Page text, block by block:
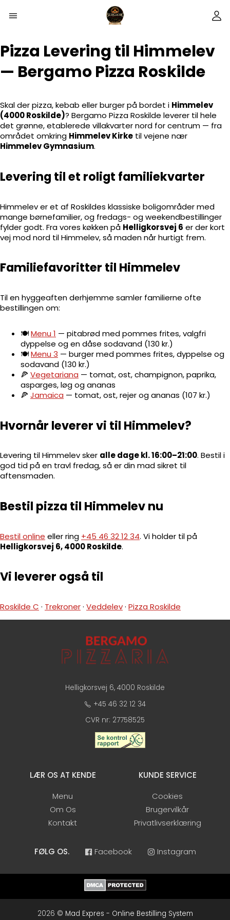
Pizza Levering til Himmelev
— Bergamo Pizza Roskilde
Skal der pizza, kebab eller burger på bordet i Himmelev
(4000 Roskilde)? Bergamo Pizza Roskilde leverer til hele
det grønne, etablerede villakvarter nord for centrum — fra
området omkring Himmelev Kirke til vejene nær
Himmelev Gymnasium.
Levering til et roligt familiekvarter
Himmelev er et af Roskildes klassiske boligområder med
mange børnefamilier, og fredags- og weekendbestillinger
fylder godt. Fra vores køkken på Helligkorsvej 6 er der kort
vej mod nord til Himmelev, så maden når hurtigt frem.
Familiefavoritter til Himmelev
Til en hyggeaften derhjemme samler familierne ofte
bestillingen om:
🍽️Menu 1 — pitabrød med pommes frites, valgfri
dyppelse og en dåse sodavand (130 kr.)
🍽️Menu 3 — burger med pommes frites, dyppelse og
sodavand (130 kr.)
🍕 Vegetariana — tomat, ost, champignon, paprika,
asparges, løg og ananas
🍕 Jamaica — tomat, ost, rejer og ananas (107 kr.)
Hvornår leverer vi til Himmelev?
Levering til Himmelev sker alle dage kl. 16:00–21:00. Bestil i
god tid på en travl fredag, så er din mad sikret til
aftensmaden.
Bestil pizza til Himmelev nu
Bestil online eller ring +45 46 32 12 34. Vi holder til på
Helligkorsvej 6, 4000 Roskilde.
Vi leverer også til
Roskilde C · Trekroner· Veddelev· Pizza Roskilde
Helligkorsvej 6, 4000 Roskilde
+45 46 32 12 34
CVR nr: 27758525
LÆR OS AT KENDE
Menu
Om Os
Kontakt
KUNDE SERVICE
Cookies
Brugervilkår
Privatlivserklæring
FØLG OS. Facebook Instagram
2026 © Mad Expres - Online Bestilling System